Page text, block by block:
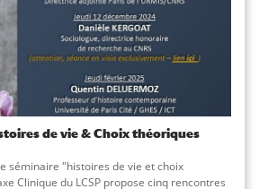
de vie & Choix théoriques
séminaire "histoires de vie et choix
Clinique du LCSP propose cinq rencontres